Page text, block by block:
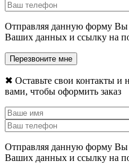
Отправляя данную форму Вы
Ваших данных и ссылку на
✖ Оставьте свои контакты
вами, чтобы оформить заказ
Отправляя данную форму Вы
Ваших данных и ссылку на